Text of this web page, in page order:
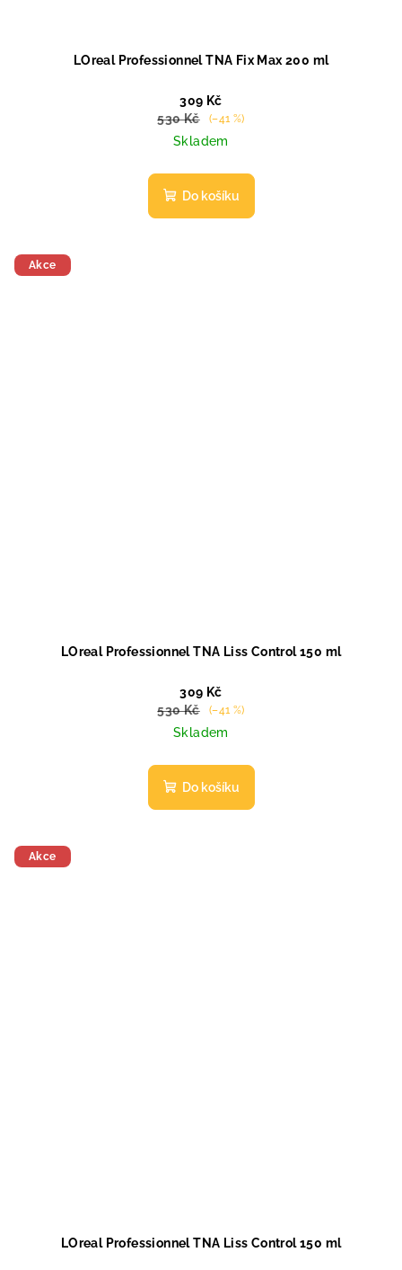
LOreal Professionnel TNA Fix Max 200 ml
309 Kč
530 Kč
(–41 %)
Skladem
Do košíku
Akce
LOreal Professionnel TNA Liss Control 150 ml
309 Kč
530 Kč
(–41 %)
Skladem
Do košíku
Akce
LOreal Professionnel TNA Liss Control 150 ml